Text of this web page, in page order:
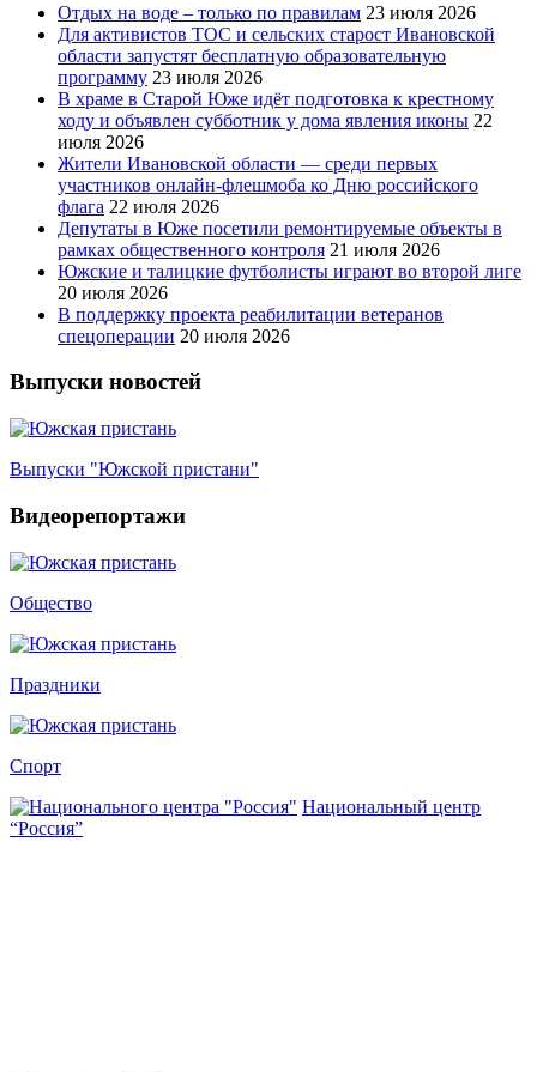
Отдых на воде – только по правилам 23 июля 2026
Для активистов ТОС и сельских старост Ивановской
области запустят бесплатную образовательную
программу 23 июля 2026
В храме в Старой Юже идёт подготовка к крестному
ходу и объявлен субботник у дома явления иконы 22
июля 2026
Жители Ивановской области — среди первых
участников онлайн-флешмоба ко Дню российского
флага 22 июля 2026
Депутаты в Юже посетили ремонтируемые объекты в
рамках общественного контроля 21 июля 2026
Южские и талицкие футболисты играют во второй лиге
20 июля 2026
В поддержку проекта реабилитации ветеранов
спецоперации 20 июля 2026
Выпуски новостей
Выпуски "Южской пристани"
Видеорепортажи
Общество
Праздники
Спорт
Национальный центр
“Россия”